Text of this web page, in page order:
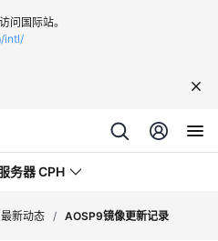
问国际站。
intl/
务器 CPH
最新动态 / AOSP9镜像更新记录